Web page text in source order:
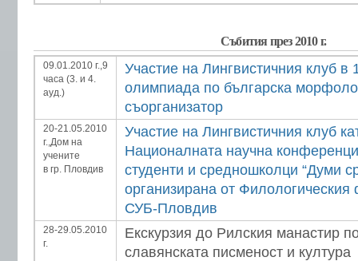
Събития през 2010 г.
09.01.2010 г.,9
часа (3. и 4.
ауд.)
Участие на Лингвистичния клуб в
олимпиада по българска
съорганизатор
20-21.05.2010
г.,Дом на
учените
в гр. Пловдив
Участие на Лингвистичния клуб
Националната научна
студенти и средношколци “Думи
организирана от
СУБ-Пловдив
28-29.05.2010
г.
Екскурзия до Рилския манастир
славянската писменост и култура